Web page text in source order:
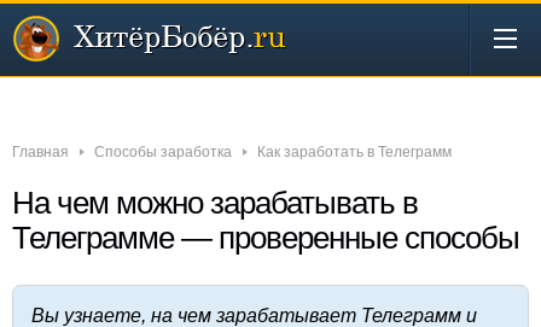
Главная Способы заработка Как заработать в Телеграмм
На чем можно зарабатывать в
Телеграмме — проверенные способы
Вы узнаете, на чем зарабатывает Телеграмм и